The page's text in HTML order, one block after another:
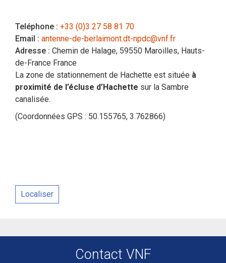
Teléphone : +33 (0)3 27 58 81 70
Email : antenne-de-berlaimont.dt-npdc@vnf.fr
Adresse : Chemin de Halage, 59550 Maroilles, Hauts-
de-France France
La zone de stationnement de Hachette est située à
proximité de l’écluse d’Hachette sur la Sambre
canalisée.
(Coordonnées GPS : 50.155765, 3.762866)
Localiser
Contact VNF